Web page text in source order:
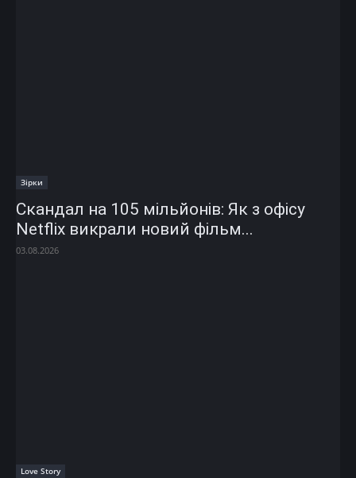
Зірки
Скандал на 105 мільйонів: Як з офісу
Netflix викрали новий фільм...
03.08.2026
Love Story